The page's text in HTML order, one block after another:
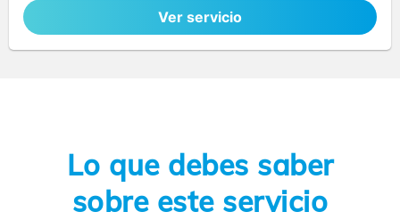
Ver servicio
Lo que debes saber
sobre este servicio